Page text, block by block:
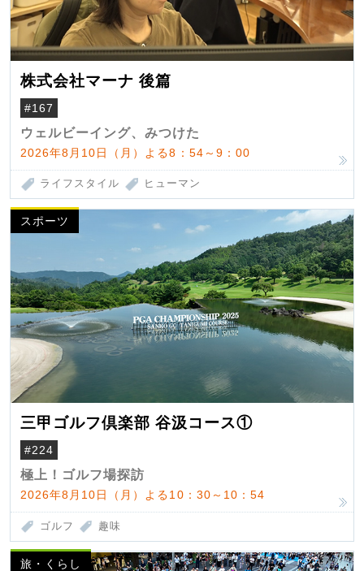
株式会社マーナ 後篇
#167
ウェルビーイング、みつけた
2026年8月10日（月）よる8：54～9：00
ライフスタイル ヒューマン
スポーツ
三甲ゴルフ倶楽部 谷汲コース①
#224
極上！ゴルフ場探訪
2026年8月10日（月）よる10：30～10：54
ゴルフ 趣味
旅・くらし